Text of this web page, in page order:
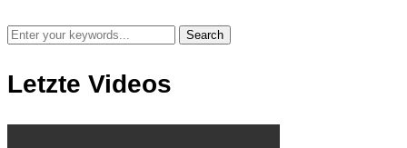
Letzte Videos